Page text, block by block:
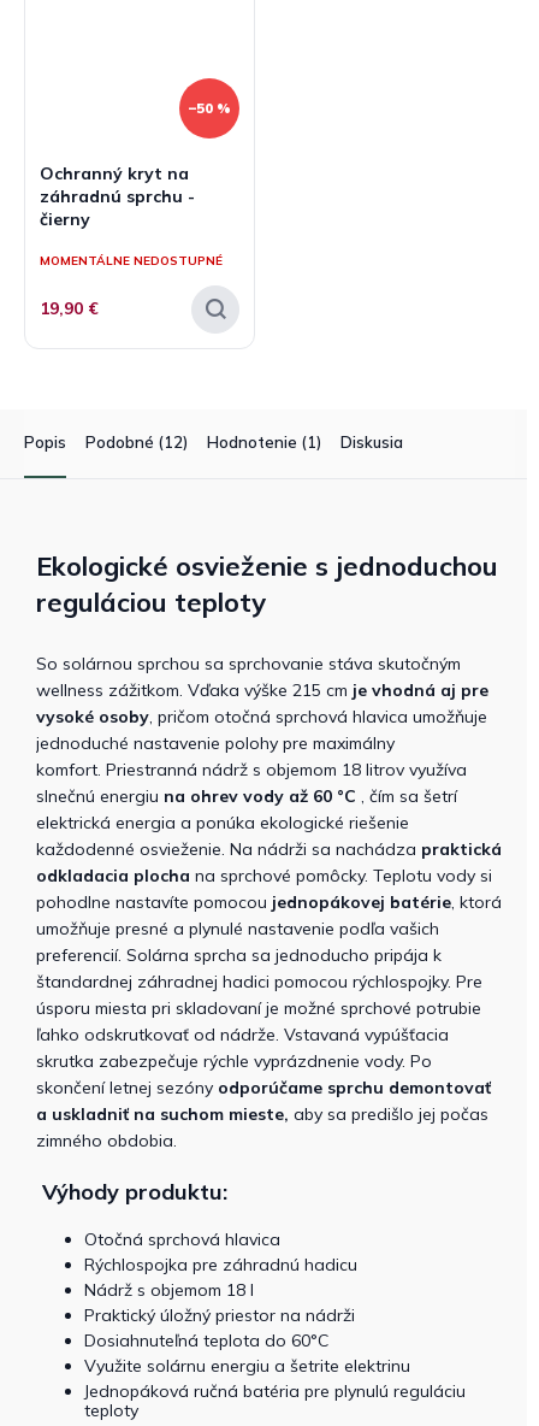
–50 %
Ochranný kryt na
záhradnú sprchu -
čierny
MOMENTÁLNE NEDOSTUPNÉ
19,90 €
Popis Podobné (12) Hodnotenie (1) Diskusia
Ekologické osvieženie s jednoduchou
reguláciou teploty
So solárnou sprchou sa sprchovanie stáva skutočným
wellness zážitkom. Vďaka výške 215 cm je vhodná aj pre
vysoké osoby, pričom otočná sprchová hlavica umožňuje
jednoduché nastavenie polohy pre maximálny
komfort. Priestranná nádrž s objemom 18 litrov využíva
slnečnú energiu na ohrev vody až 60 °C , čím sa šetrí
elektrická energia a ponúka ekologické riešenie
každodenné osvieženie. Na nádrži sa nachádza praktická
odkladacia plocha na sprchové pomôcky. Teplotu vody si
pohodlne nastavíte pomocou jednopákovej batérie, ktorá
umožňuje presné a plynulé nastavenie podľa vašich
preferencií. Solárna sprcha sa jednoducho pripája k
štandardnej záhradnej hadici pomocou rýchlospojky. Pre
úsporu miesta pri skladovaní je možné sprchové potrubie
ľahko odskrutkovať od nádrže. Vstavaná vypúšťacia
skrutka zabezpečuje rýchle vyprázdnenie vody. Po
skončení letnej sezóny odporúčame sprchu demontovať
a uskladniť na suchom mieste, aby sa predišlo jej počas
zimného obdobia.
Výhody produktu:
Otočná sprchová hlavica
Rýchlospojka pre záhradnú hadicu
Nádrž s objemom 18 l
Praktický úložný priestor na nádrži
Dosiahnuteľná teplota do 60°C
Využite solárnu energiu a šetrite elektrinu
Jednopáková ručná batéria pre plynulú reguláciu
teploty